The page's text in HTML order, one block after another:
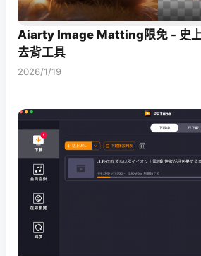
Aiarty Image Matting限免 - 史
去背工具
2026/1/19